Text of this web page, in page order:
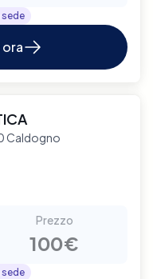
Caldogno
Prezzo
100€